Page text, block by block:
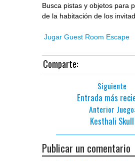
Busca pistas y objetos para
de la habitación de los
Jugar Guest Room Escape
Comparte:
Siguiente
Entrada más
Anterior Juego:
Kesthali Skull
Publicar un comentario